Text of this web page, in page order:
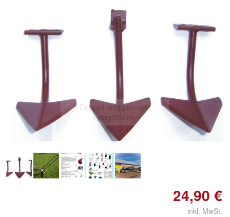
Doppelt antippen zum
vergrößern
24,90 €
inkl. MwSt.